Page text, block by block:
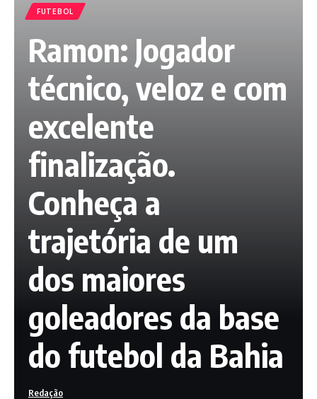
FUTEBOL
Ramon: Jogador
técnico, veloz e com
excelente
finalização.
Conheça a
trajetória de um
dos maiores
goleadores da base
do futebol da Bahia
Redação